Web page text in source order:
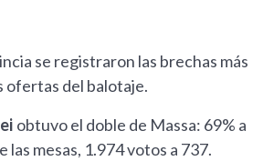
se registraron las brechas más
ofertas del balotaje.
obtuvo el doble de Massa: 69% a
las mesas, 1.974 votos a 737.